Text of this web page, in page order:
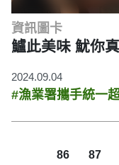
資訊圖卡
鱸此美味 魷你
2024.09.04
#漁業署攜手統一
86 87